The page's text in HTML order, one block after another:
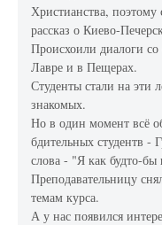
Христианства,
рассказ о Киево-
Происхоили диалоги
Лавре и в Пещерах.
Студенты стали на эти
знакомых.
Но в один момент всё
бдительных студентв -
слова - "Я как будто-
Преподавательницу
темам курса.
А у нас появился